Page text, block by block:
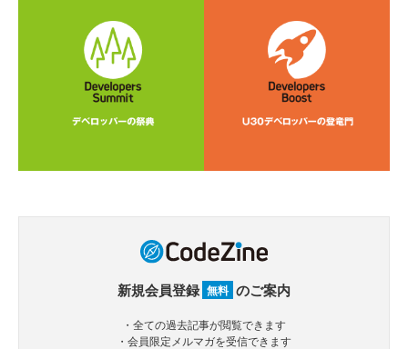
新規会員登録 無料 のご案内
・全ての過去記事が閲覧できます
・会員限定メルマガを受信できます